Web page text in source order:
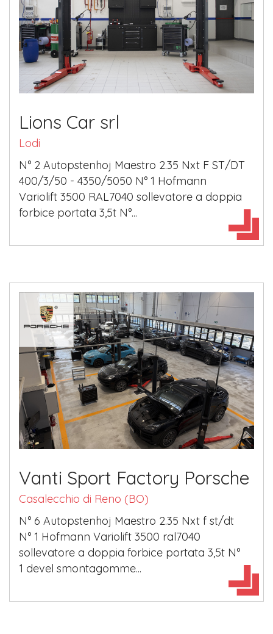
Lions Car srl
Lodi
​N° 2 Autopstenhoj Maestro 2.35 Nxt F ST/DT
400/3/50 - 4350/5050 N° 1 Hofmann
Variolift 3500 RAL7040 sollevatore a doppia
forbice portata 3,5t N°...
Vanti Sport Factory Porsche
Casalecchio di Reno (BO)
​N° 6 Autopstenhoj Maestro 2.35 Nxt f st/dt
N° 1 Hofmann Variolift 3500 ral7040
sollevatore a doppia forbice portata 3,5t N°
1 devel smontagomme...